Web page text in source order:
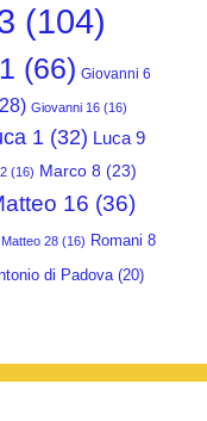
(104)
(66) Giovanni 6
Giovanni 16 (16)
1 (32) Luca 9
(16) Marco 8 (23)
16 (36)
Matteo 28 (16) Romani 8
di Padova(20)